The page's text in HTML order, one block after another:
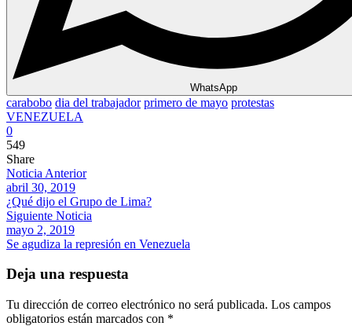
WhatsApp
carabobo dia del trabajador primero de mayo protestas
VENEZUELA
0
549
Share
Noticia Anterior
abril 30, 2019
¿Qué dijo el Grupo de Lima?
Siguiente Noticia
mayo 2, 2019
Se agudiza la represión en Venezuela
Deja una respuesta
Tu dirección de correo electrónico no será publicada. Los campos
obligatorios están marcados con *